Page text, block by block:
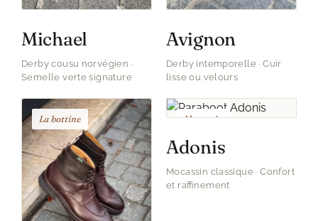
Michael
Derby cousu norvégien ·
Semelle verte signature
Avignon
Derby intemporelle · Cuir
lisse ou velours
La bottine Mocassin
Adonis
Mocassin classique · Confort
et raffinement